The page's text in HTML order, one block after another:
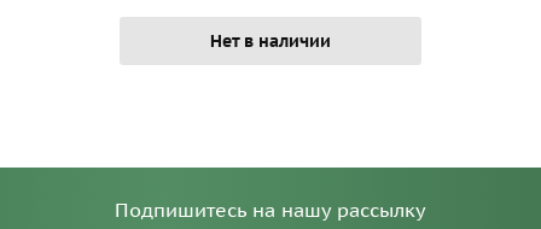
Нет в наличии
Подпишитесь на нашу рассылку